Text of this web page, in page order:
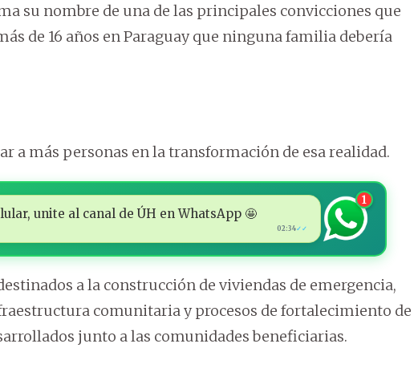
su nombre de una de las principales convicciones que
de 16 años en Paraguay que ninguna familia debería
a más personas en la transformación de esa realidad.
unite al canal de ÚH en WhatsApp 🤩
02:34✓✓
1
a la construcción de viviendas de emergencia,
comunitaria y procesos de fortalecimiento de
junto a las comunidades beneficiarias.